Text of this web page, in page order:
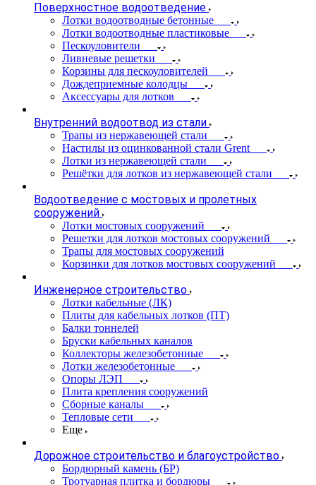
Поверхностное водоотведение
Лотки водоотводные бетонные
Лотки водоотводные пластиковые
Пескоуловители
Ливневые решетки
Корзины для пескоуловителей
Дождеприемные колодцы
Аксессуары для лотков
Внутренний водоотвод из стали
Трапы из нержавеющей стали
Настилы из оцинкованной стали Grent
Лотки из нержавеющей стали
Решётки для лотков из нержавеющей стали
Водоотведение с мостовых и пролетных
сооружений
Лотки мостовых сооружений
Решетки для лотков мостовых сооружений
Трапы для мостовых сооружений
Корзинки для лотков мостовых сооружений
Инженерное строительство
Лотки кабельные (ЛК)
Плиты для кабельных лотков (ПТ)
Балки тоннелей
Бруски кабельных каналов
Коллекторы железобетонные
Лотки железобетонные
Опоры ЛЭП
Плита крепления сооружений
Сборные каналы
Тепловые сети
Еще
Дорожное строительство и благоустройство
Бордюрный камень (БР)
Тротуарная плитка и бордюры